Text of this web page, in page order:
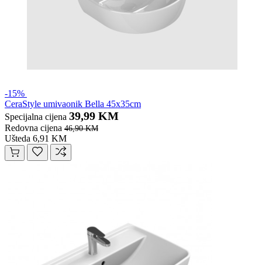
-15%
CeraStyle umivaonik Bella 45x35cm
Specijalna cijena 39,99 KM
Redovna cijena 46,90 KM
Ušteda 6,91 KM